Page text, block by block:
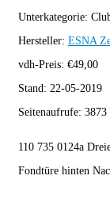
Unterkategorie:
Hersteller: ESNA
vdh-Preis: €49,00
Stand: 22-05-2019
Seitenaufrufe: 3873
110 735 0124a
Fondtüre hinten